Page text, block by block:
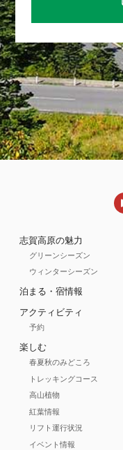
志賀高原の魅力
グリーンシーズン
ウィンターシーズン
泊まる・宿情報
アクティビティ
予約
楽しむ
春夏秋のみどころ
トレッキングコース
高山植物
紅葉情報
リフト運行状況
イベント情報